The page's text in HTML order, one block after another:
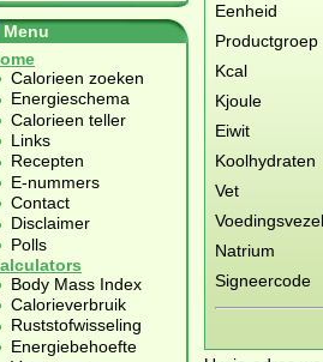
Menu
Calorieen zoeken
Energieschema
Calorieen teller
Links
Recepten
E-nummers
Contact
Disclaimer
Polls
Body Mass Index
Calorieverbruik
Ruststofwisseling
Energiebehoefte
Eenheid
Productgroep
Kcal
Kjoule
Eiwit
Koolhydraten
Vet
Natrium
Signeercode